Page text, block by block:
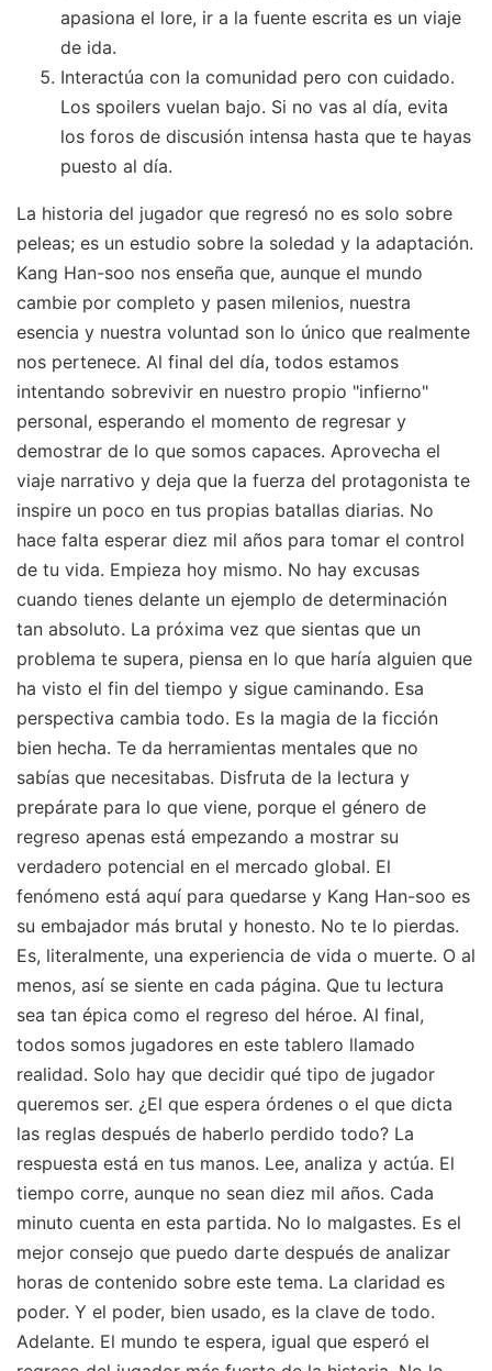
apasiona el lore, ir a la fuente escrita es un viaje
de ida.
Interactúa con la comunidad pero con cuidado.
Los spoilers vuelan bajo. Si no vas al día, evita
los foros de discusión intensa hasta que te hayas
puesto al día.
La historia del jugador que regresó no es solo sobre
peleas; es un estudio sobre la soledad y la adaptación.
Kang Han-soo nos enseña que, aunque el mundo
cambie por completo y pasen milenios, nuestra
esencia y nuestra voluntad son lo único que realmente
nos pertenece. Al final del día, todos estamos
intentando sobrevivir en nuestro propio "infierno"
personal, esperando el momento de regresar y
demostrar de lo que somos capaces. Aprovecha el
viaje narrativo y deja que la fuerza del protagonista te
inspire un poco en tus propias batallas diarias. No
hace falta esperar diez mil años para tomar el control
de tu vida. Empieza hoy mismo. No hay excusas
cuando tienes delante un ejemplo de determinación
tan absoluto. La próxima vez que sientas que un
problema te supera, piensa en lo que haría alguien que
ha visto el fin del tiempo y sigue caminando. Esa
perspectiva cambia todo. Es la magia de la ficción
bien hecha. Te da herramientas mentales que no
sabías que necesitabas. Disfruta de la lectura y
prepárate para lo que viene, porque el género de
regreso apenas está empezando a mostrar su
verdadero potencial en el mercado global. El
fenómeno está aquí para quedarse y Kang Han-soo es
su embajador más brutal y honesto. No te lo pierdas.
Es, literalmente, una experiencia de vida o muerte. O al
menos, así se siente en cada página. Que tu lectura
sea tan épica como el regreso del héroe. Al final,
todos somos jugadores en este tablero llamado
realidad. Solo hay que decidir qué tipo de jugador
queremos ser. ¿El que espera órdenes o el que dicta
las reglas después de haberlo perdido todo? La
respuesta está en tus manos. Lee, analiza y actúa. El
tiempo corre, aunque no sean diez mil años. Cada
minuto cuenta en esta partida. No lo malgastes. Es el
mejor consejo que puedo darte después de analizar
horas de contenido sobre este tema. La claridad es
poder. Y el poder, bien usado, es la clave de todo.
Adelante. El mundo te espera, igual que esperó el